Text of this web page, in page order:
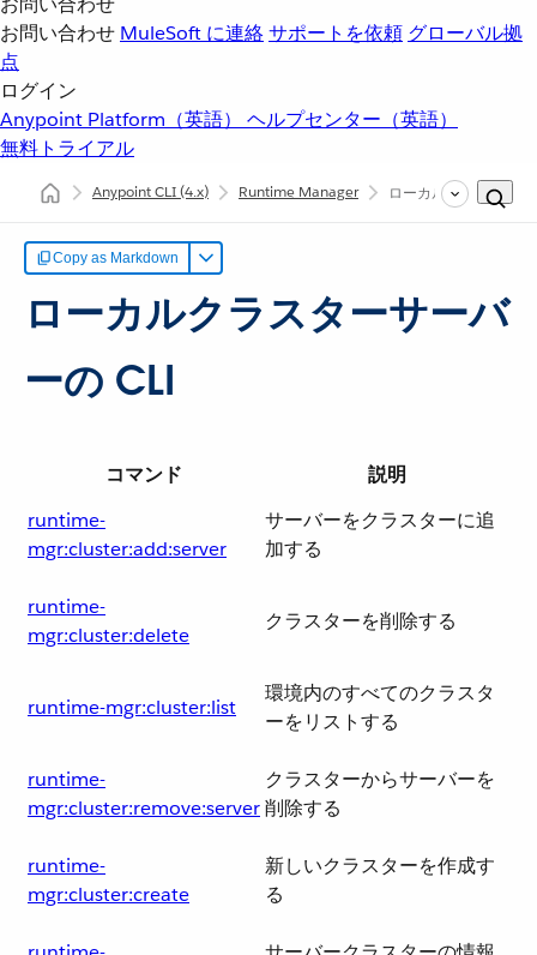
お問い合わせ MuleSoft に連絡サポートを依頼 グローバル拠
点
ログイン
Anypoint Platform（英語） ヘルプセンター（英語）
無料トライアル
Anypoint CLI(4.x) Runtime Manager ローカルクラスターサ
Copy as Markdown
ローカルクラスターサーバ
ーの CLI
コマンド
説明
runtime-
mgr:cluster:add:server
サーバーをクラスターに追
加する
runtime-
mgr:cluster:delete
クラスターを削除する
runtime-mgr:cluster:list
環境内のすべてのクラスタ
ーをリストする
runtime-
mgr:cluster:remove:server
クラスターからサーバーを
削除する
runtime-
mgr:cluster:create
新しいクラスターを作成す
る